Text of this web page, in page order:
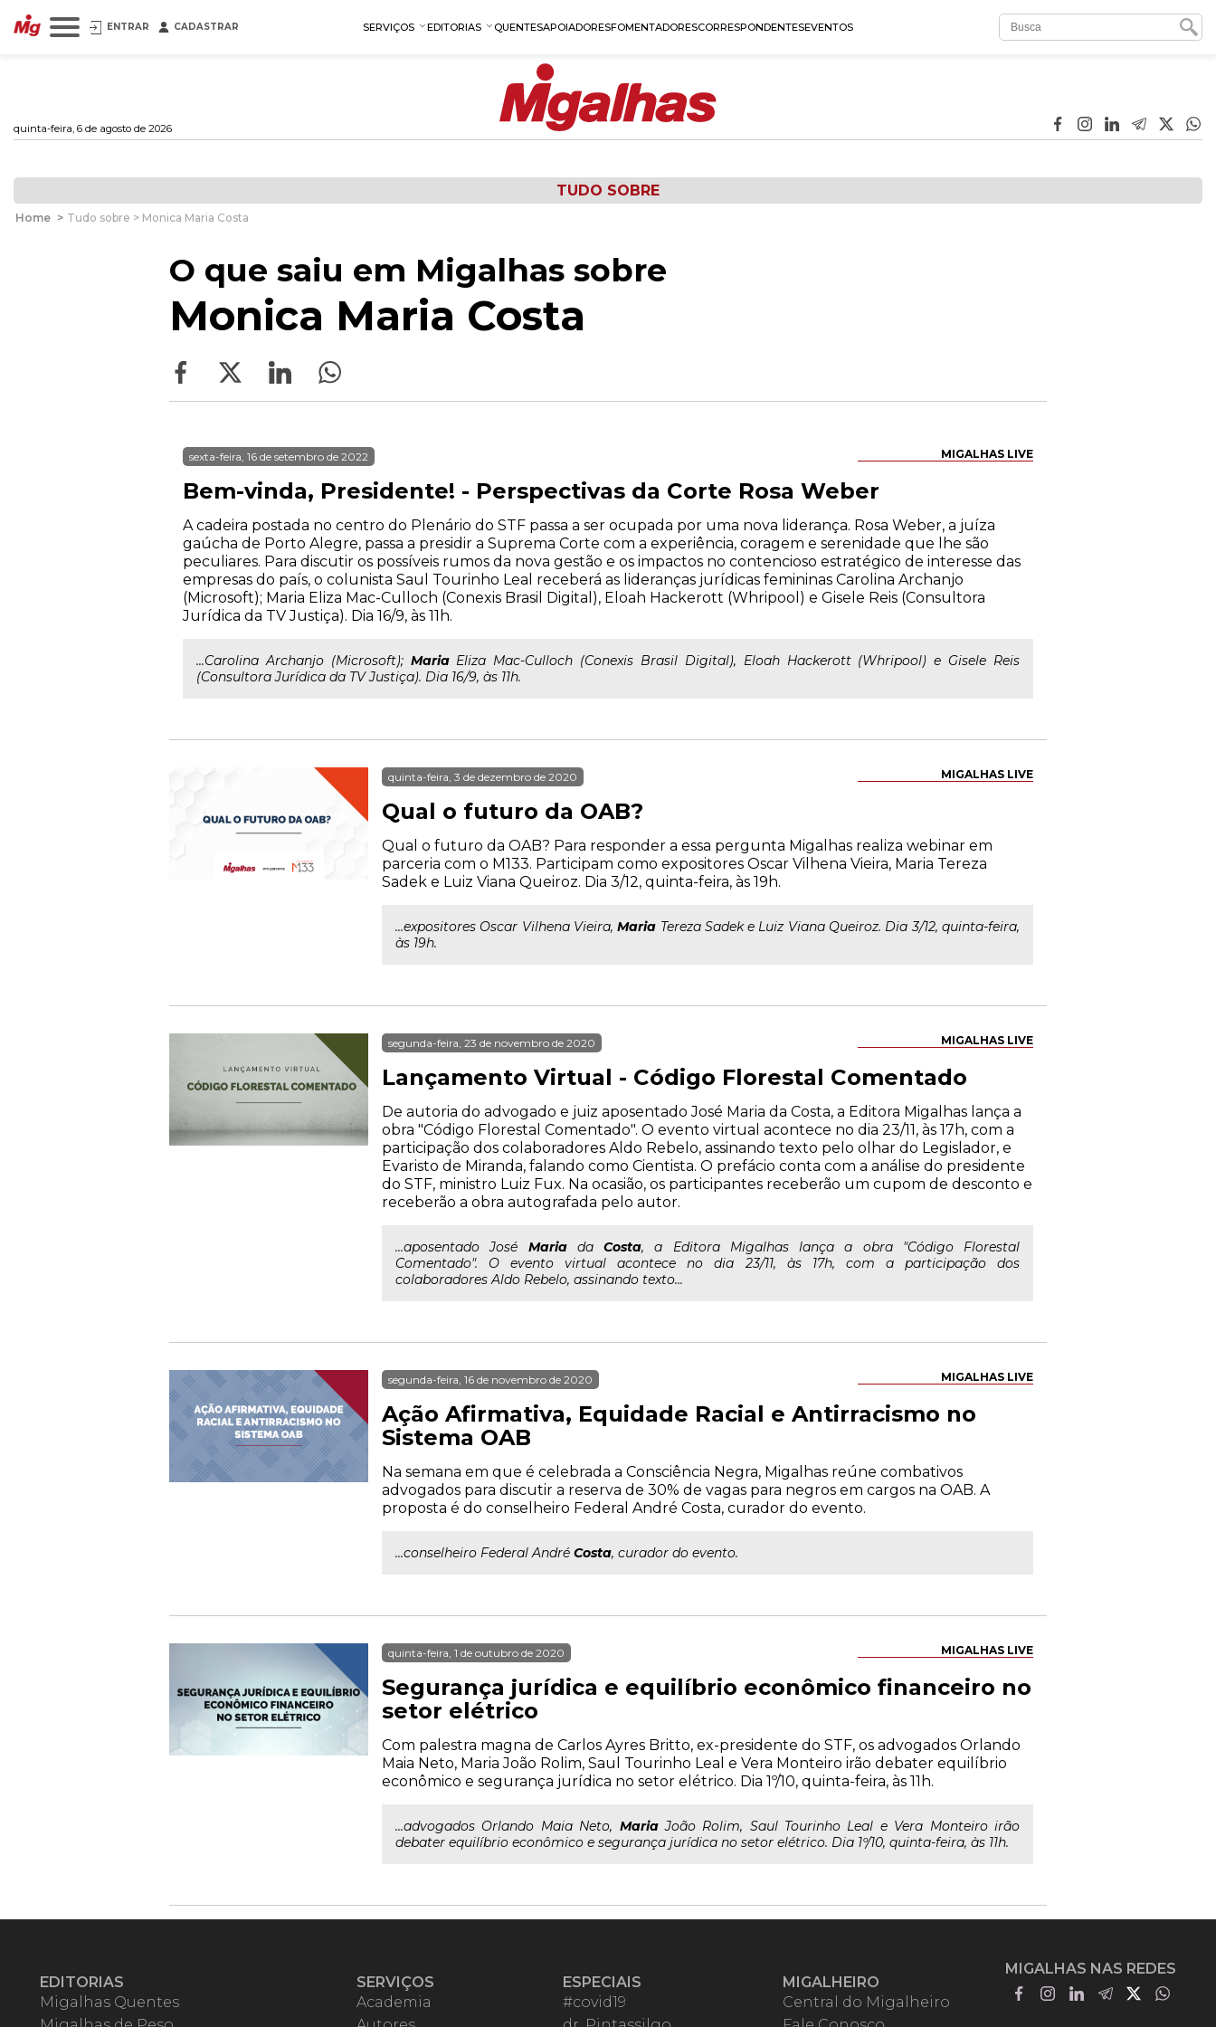
ENTRAR CADASTRAR SERVIÇOS EDITORIAS QUENTESAPOIADORESFOMENTADORESCORRESPONDENTESEVENTOS
quinta-feira, 6 de agosto de 2026
TUDO SOBRE
Home > Tudo sobre > Monica Maria Costa
O que saiu em Migalhas sobre
Monica Maria Costa
MIGALHAS LIVE
sexta-feira, 16 de setembro de 2022
Bem-vinda, Presidente! - Perspectivas da Corte Rosa Weber
A cadeira postada no centro do Plenário do STF passa a ser ocupada por uma nova liderança. Rosa Weber, a juíza
gaúcha de Porto Alegre, passa a presidir a Suprema Corte com a experiência, coragem e serenidade que lhe são
peculiares. Para discutir os possíveis rumos da nova gestão e os impactos no contencioso estratégico de interesse das
empresas do país, o colunista Saul Tourinho Leal receberá as lideranças jurídicas femininas Carolina Archanjo
(Microsoft); Maria Eliza Mac-Culloch (Conexis Brasil Digital), Eloah Hackerott (Whripool) e Gisele Reis (Consultora
Jurídica da TV Justiça). Dia 16/9, às 11h.
...Carolina Archanjo (Microsoft); MariaEliza Mac-Culloch (Conexis Brasil Digital), Eloah Hackerott (Whripool) e Gisele Reis
(Consultora Jurídica da TV Justiça). Dia 16/9, às 11h.
MIGALHAS LIVE
quinta-feira, 3 de dezembro de 2020
Qual o futuro da OAB?
Qual o futuro da OAB? Para responder a essa pergunta Migalhas realiza webinar em
parceria com o M133. Participam como expositores Oscar Vilhena Vieira, Maria Tereza
Sadek e Luiz Viana Queiroz. Dia 3/12, quinta-feira, às 19h.
...expositores Oscar Vilhena Vieira,Maria Tereza Sadek e Luiz Viana Queiroz. Dia 3/12, quinta-feira,
às 19h.
MIGALHAS LIVE
segunda-feira, 23 de novembro de 2020
Lançamento Virtual - Código Florestal Comentado
De autoria do advogado e juiz aposentado José Maria da Costa, a Editora Migalhas lança a
obra "Código Florestal Comentado". O evento virtual acontece no dia 23/11, às 17h, com a
participação dos colaboradores Aldo Rebelo, assinando texto pelo olhar do Legislador, e
Evaristo de Miranda, falando como Cientista. O prefácio conta com a análise do presidente
do STF, ministro Luiz Fux. Na ocasião, os participantes receberão um cupom de desconto e
receberão a obra autografada pelo autor.
...aposentado José Mariada Costa, a Editora Migalhas lança a obra "Código Florestal
Comentado". O evento virtual acontece no dia 23/11, às 17h, com a participação dos
colaboradores Aldo Rebelo, assinando texto...
MIGALHAS LIVE
segunda-feira, 16 de novembro de 2020
Ação Afirmativa, Equidade Racial e Antirracismo no
Sistema OAB
Na semana em que é celebrada a Consciência Negra, Migalhas reúne combativos
advogados para discutir a reserva de 30% de vagas para negros em cargos na OAB. A
proposta é do conselheiro Federal André Costa, curador do evento.
...conselheiro Federal André Costa, curador do evento.
MIGALHAS LIVE
quinta-feira, 1 de outubro de 2020
Segurança jurídica e equilíbrio econômico financeiro no
setor elétrico
Com palestra magna de Carlos Ayres Britto, ex-presidente do STF, os advogados Orlando
Maia Neto, Maria João Rolim, Saul Tourinho Leal e Vera Monteiro irão debater equilíbrio
econômico e segurança jurídica no setor elétrico. Dia 1º/10, quinta-feira, às 11h.
...advogados Orlando Maia Neto, MariaJoão Rolim, Saul Tourinho Leal e Vera Monteiro irão
debater equilíbrio econômico e segurança jurídica no setor elétrico. Dia 1º/10, quinta-feira, às 11h.
EDITORIAS
Migalhas Quentes
SERVIÇOS
Academia
ESPECIAIS
#covid19
MIGALHEIRO
Central do Migalheiro
MIGALHAS NAS REDES